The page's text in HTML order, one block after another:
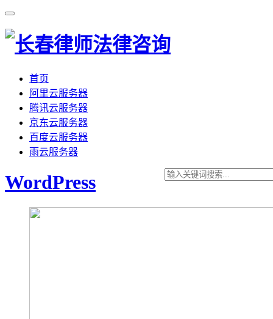
首页
阿里云服务器
腾讯云服务器
京东云服务器
百度云服务器
雨云服务器
WordPress